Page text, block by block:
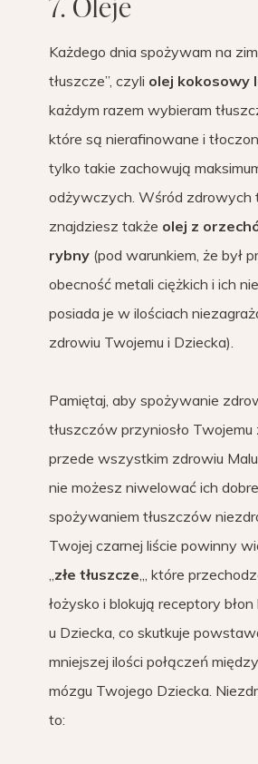
Każdego dnia spożywam na
tłuszcze”, czyli olej kokosowy
każdym razem wybieram
które są nierafinowane i
tylko takie zachowują
odżywczych. Wśród zdrowych
znajdziesz także olej z
rybny (pod warunkiem, że był
obecność metali ciężkich i ich
posiada je w ilościach
zdrowiu Twojemu i Dziecka).
Pamiętaj, aby spożywanie
tłuszczów przyniosło Twojemu
przede wszystkim zdrowiu
nie możesz niwelować ich
spożywaniem tłuszczów
Twojej czarnej liście powinny
„złe tłuszcze„, które
łożysko i blokują receptory
u Dziecka, co skutkuje
mniejszej ilości połączeń
mózgu Twojego Dziecka.
to: